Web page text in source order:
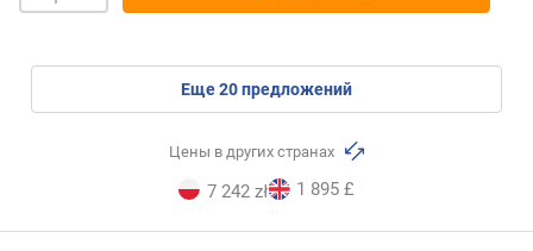
eще20предложений
Цены в других странах
7 242 zł 1 895 £